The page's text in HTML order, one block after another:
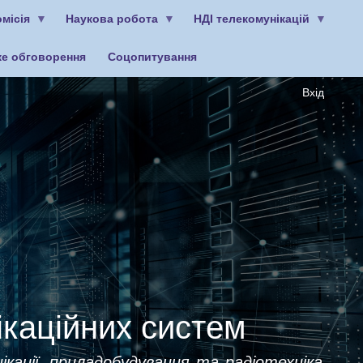
Наукова робота НДІ телекомунікацій
обговорення Соцопитування
Вхід
систем